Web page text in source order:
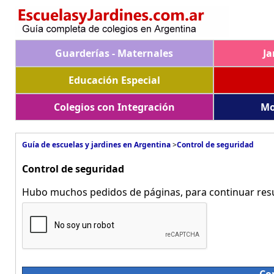
Guarderías - Maternales
Educación Especial
Colegios con Integración
Guía de escuelas y jardines en Argentina>Control de seguridad
Control de seguridad
Hubo muchos pedidos de páginas, para continuar